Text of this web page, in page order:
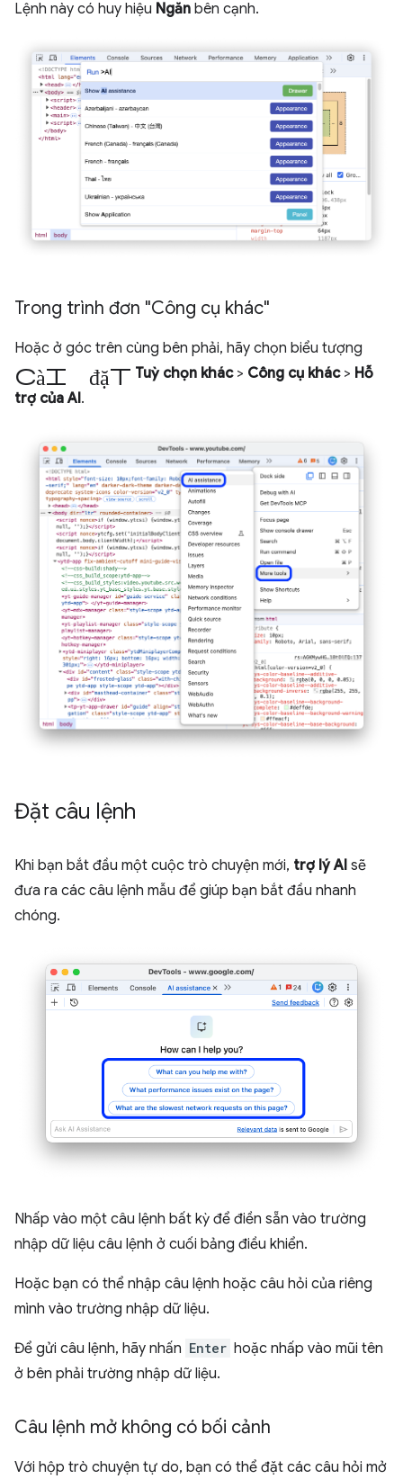
Lệnh này có huy hiệu Ngăn bên cạnh.
Trong trình đơn "Công cụ khác"
Hoặc ở góc trên cùng bên phải, hãy chọn biểu tượng
cài đặt Tuỳ chọn khác> Công cụ khác> Hỗ
trợ của AI.
Đặt câu lệnh
Khi bạn bắt đầu một cuộc trò chuyện mới, trợ lý AI sẽ
đưa ra các câu lệnh mẫu để giúp bạn bắt đầu nhanh
chóng.
Nhấp vào một câu lệnh bất kỳ để điền sẵn vào trường
nhập dữ liệu câu lệnh ở cuối bảng điều khiển.
Hoặc bạn có thể nhập câu lệnh hoặc câu hỏi của riêng
mình vào trường nhập dữ liệu.
Để gửi câu lệnh, hãy nhấn Enter hoặc nhấp vào mũi tên
ở bên phải trường nhập dữ liệu.
Câu lệnh mở không có bối cảnh
Với hộp trò chuyện tự do, bạn có thể đặt các câu hỏi mở